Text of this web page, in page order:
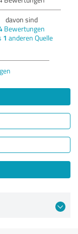
davon sind
Bewertungen
1 anderen Quelle